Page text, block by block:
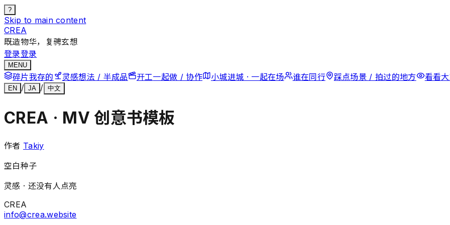
?
Skip to main content
CREA
既造物华，复骋玄想
登录登录
MENU
碎片我存的 灵感想法 / 半成品 开工一起做 / 协作 小城进城 · 一起在场 谁在同行 踩点场景 / 拍过的地方 看看
EN / JA / 中文
CREA · MV 创意书模板
作者 Takiy
空白种子
灵感 · 还没有人点亮
CREA
info@crea.website